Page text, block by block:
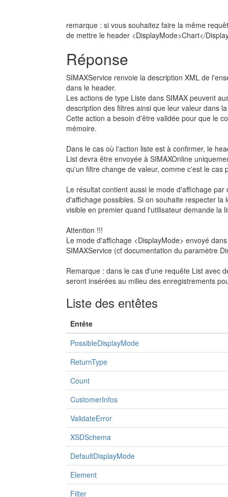
remarque : si vous souhaitez faire la même
de mettre le header <DisplayMode>Chart</
Réponse
SIMAXService renvoie la description XML de
dans le header.
Les actions de type Liste dans SIMAX peuvent
description des filtres ainsi que leur valeur dans
Cette action a besoin d'être validée pour que le
mémoire.
Dans le cas où l'action liste est à confirmer, le
List devra être envoyée à SIMAXOnline
qu'un filtre change de valeur, comme c'est le cas
Le résultat contient aussi le mode d'affichage
d'affichage possibles. Si on souhaite respecter
visible en premier quand l'utilisateur demande la
Attention !!!
Le mode d'affichage <DisplayMode> envoyé
SIMAXService (cf documentation du paramètre
Remarque : dans le cas d'une requête List avec
seront insérées au milieu des enregistrements
Liste des entêtes
Entête
PossibleDisplayMode
ReturnType
Count
CustomerInfos
ValidateError
XSDSchema
DefaultDisplayMode
Element
Filter